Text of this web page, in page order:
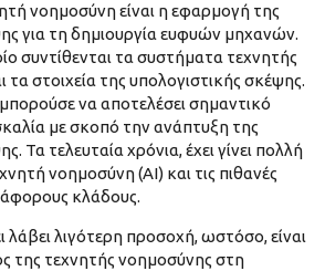
νοημοσύνη είναι η εφαρμογή της
για τη δημιουργία ευφυών μηχανών.
συντίθενται τα συστήματα τεχνητής
τα στοιχεία της υπολογιστικής σκέψης.
να αποτελέσει σημαντικό
με σκοπό την ανάπτυξη της
Τα τελευταία χρόνια, έχει γίνει πολλή
νοημοσύνη (AI) και τις πιθανές
κλάδους.
λάβει λιγότερη προσοχή, ωστόσο, είναι
της τεχνητής νοημοσύνης στη